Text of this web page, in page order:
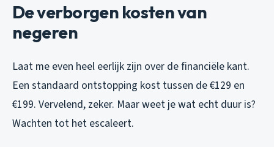
De verborgen kosten van
negeren
Laat me even heel eerlijk zijn over de financiële kant.
Een standaard ontstopping kost tussen de €129 en
€199. Vervelend, zeker. Maar weet je wat echt duur is?
Wachten tot het escaleert.